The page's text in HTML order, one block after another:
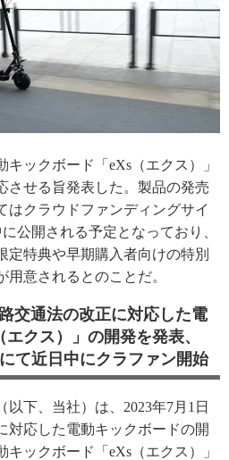
ックボード「eXs（エクス）」
させる旨発表した。製品の発売
はクラウドファンディングサイ
公開される予定となっており、
定特典や早期購入者向けの特別
意されるとのことだ。
交通法の改正に対応した電
クス）」の開発を発表、
て近日中にクラファン開始
下、当社）は、2023年7月1日
応した電動キックボードの開
ックボード「eXs（エクス）」